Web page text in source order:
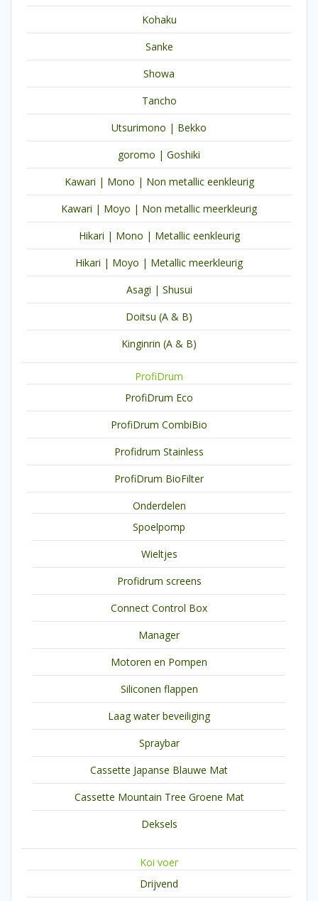
Kohaku
Sanke
Showa
Tancho
Utsurimono | Bekko
goromo | Goshiki
Kawari | Mono | Non metallic eenkleurig
Kawari | Moyo | Non metallic meerkleurig
Hikari | Mono | Metallic eenkleurig
Hikari | Moyo | Metallic meerkleurig
Asagi | Shusui
Doitsu (A & B)
Kinginrin (A & B)
ProfiDrum
ProfiDrum Eco
ProfiDrum CombiBio
Profidrum Stainless
ProfiDrum BioFilter
Onderdelen
Spoelpomp
Wieltjes
Profidrum screens
Connect Control Box
Manager
Motoren en Pompen
Siliconen flappen
Laag water beveiliging
Spraybar
Cassette Japanse Blauwe Mat
Cassette Mountain Tree Groene Mat
Deksels
Koi voer
Drijvend